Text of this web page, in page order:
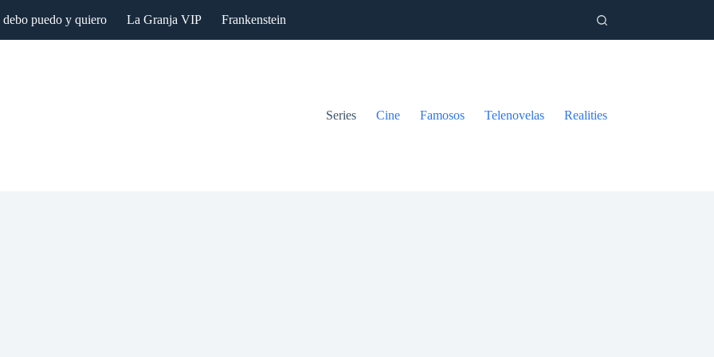
puedo y quiero La Granja VIP Frankenstein
Series Cine Famosos Telenovelas Realities